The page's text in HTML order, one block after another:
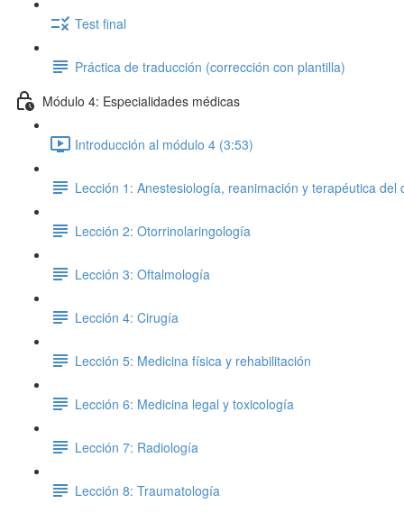
Test final
Práctica de traducción (corrección con plantilla)
Módulo 4: Especialidades médicas
Introducción al módulo 4 (3:53)
Lección 1: Anestesiología, reanimación y terapéutica del
Lección 2: Otorrinolaringología
Lección 3: Oftalmología
Lección 4: Cirugía
Lección 5: Medicina física y rehabilitación
Lección 6: Medicina legal y toxicología
Lección 7: Radiología
Lección 8: Traumatología